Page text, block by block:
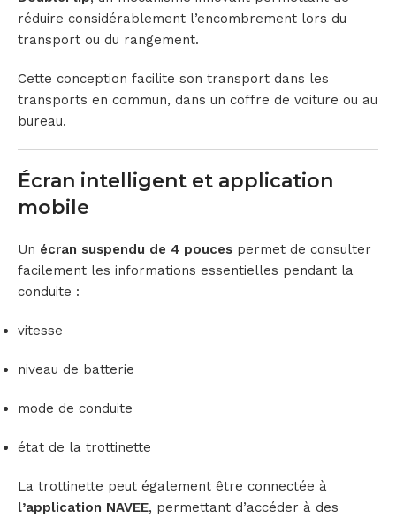
réduire considérablement l’encombrement lors du
transport ou du rangement.
Cette conception facilite son transport dans les
transports en commun, dans un coffre de voiture ou au
bureau.
Écran intelligent et application
mobile
Un écran suspendu de 4 pouces permet de consulter
facilement les informations essentielles pendant la
conduite :
vitesse
niveau de batterie
mode de conduite
état de la trottinette
La trottinette peut également être connectée à
l’application NAVEE, permettant d’accéder à des